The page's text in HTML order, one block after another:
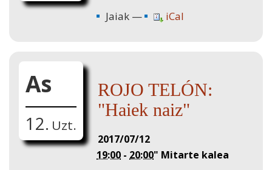
Jaiak iCal
As
12. Uzt.
ROJO TELÓN:
"Haiek naiz"
2017/07/12
19:00 - 20:00" Mitarte kalea